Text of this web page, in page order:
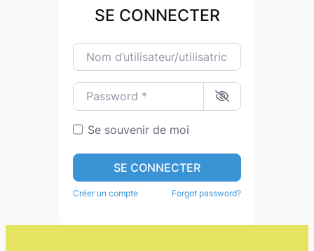
SE CONNECTER
Nom d’utilisateur/utilisatrice ou e-mail
Password
Se souvenir de moi
SE CONNECTER
Créer un compte Forgot password?